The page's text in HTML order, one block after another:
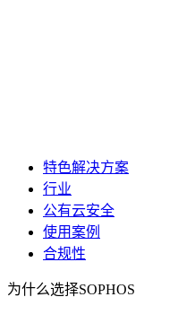
特色解决方案
行业
公有云安全
使用案例
合规性
为什么选择SOPHOS